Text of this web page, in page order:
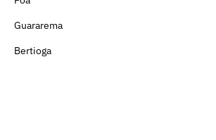
Guararema
Bertioga